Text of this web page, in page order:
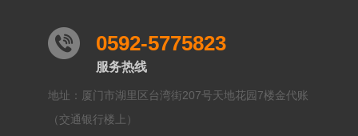
0592-5775823
服务热线
地址：厦门市湖里区台湾街207号天地花园7楼金代账
（交通银行楼上）